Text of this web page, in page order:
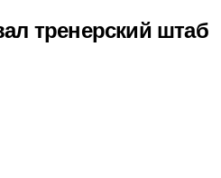
тренерский штаб